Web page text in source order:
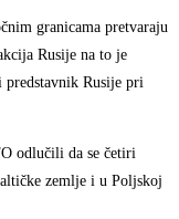
granicama pretvaraju
Rusije na to je
Rusije pri
odlučili da se četiri
zemlje i u Poljskoj